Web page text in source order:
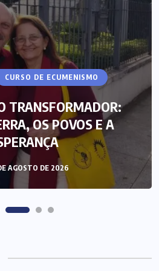
CURSO DE ECUMENISMO
TRANSFORMADOR:
OS POVOS E A
AGOSTO DE 2026